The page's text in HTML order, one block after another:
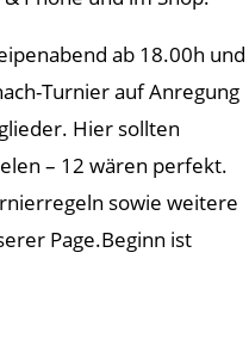
ab 18.00h und
Turnier auf Anregung
Hier sollten
– 12 wären perfekt.
sowie weitere
Page.Beginn ist